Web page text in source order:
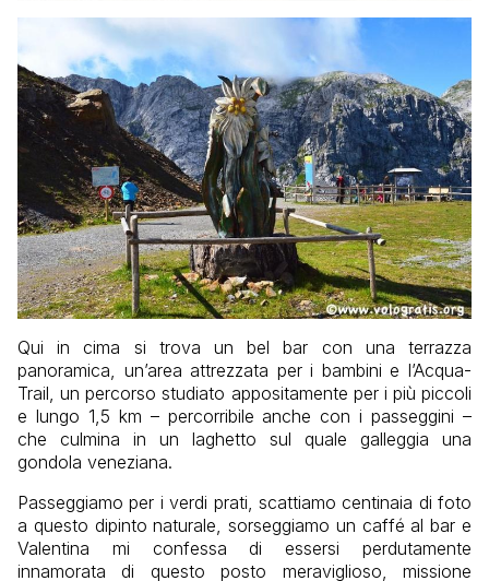
Qui in cima si trova un bel bar con una terrazza
panoramica, un’area attrezzata per i bambini e l’Acqua-
Trail, un percorso studiato appositamente per i più piccoli
e lungo 1,5 km – percorribile anche con i passeggini –
che culmina in un laghetto sul quale galleggia una
gondola veneziana.
Passeggiamo per i verdi prati, scattiamo centinaia di foto
a questo dipinto naturale, sorseggiamo un caffé al bar e
Valentina mi confessa di essersi perdutamente
innamorata di questo posto meraviglioso, missione